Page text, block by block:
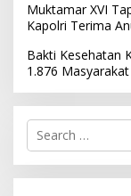
Muktamar XVI
Kapolri Terima
Bakti Kesehatan
1.876
S
r